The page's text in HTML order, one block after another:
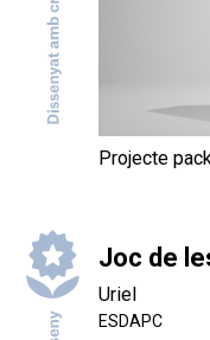
Projecte
Joc de
Uriel
ESDAPC